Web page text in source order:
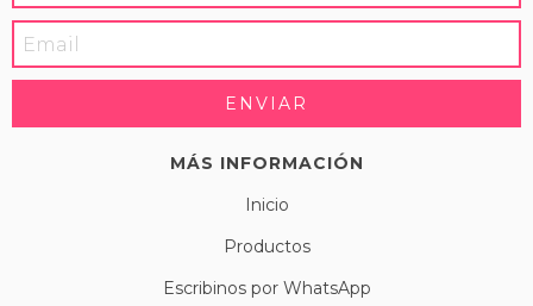
MÁS INFORMACIÓN
Inicio
Productos
Escribinos por WhatsApp